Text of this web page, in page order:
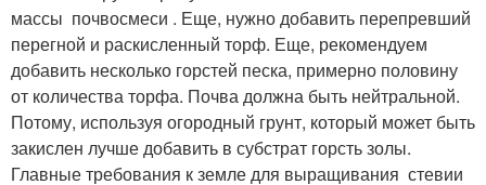
массы почвосмеси . Еще, нужно добавить перепревший
перегной и раскисленный торф. Еще, рекомендуем
добавить несколько горстей песка, примерно половину
от количества торфа. Почва должна быть нейтральной.
Потому, используя огородный грунт, который может быть
закислен лучше добавить в субстрат горсть золы.
Главные требования к земле для выращивания стевии